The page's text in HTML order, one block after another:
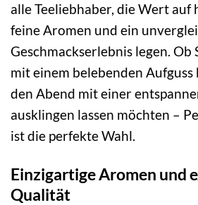
alle Teeliebhaber, die Wert auf
feine Aromen und ein
Geschmackserlebnis legen. Ob
mit einem belebenden
den Abend mit einer
ausklingen lassen möchten –
ist die perfekte Wahl.
Einzigartige Aromen und
Qualität